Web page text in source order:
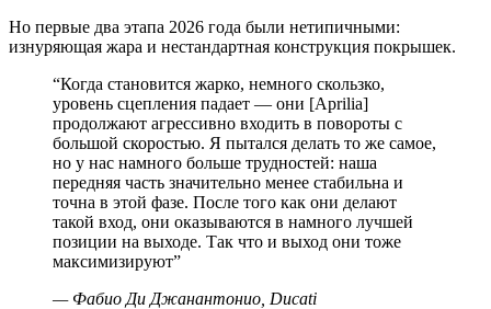
Но первые два этапа 2026 года были нетипичными:
изнуряющая жара и нестандартная конструкция покрышек.
“Когда становится жарко, немного скользко,
уровень сцепления падает — они [Aprilia]
продолжают агрессивно входить в повороты с
большой скоростью. Я пытался делать то же самое,
но у нас намного больше трудностей: наша
передняя часть значительно менее стабильна и
точна в этой фазе. После того как они делают
такой вход, они оказываются в намного лучшей
позиции на выходе. Так что и выход они тоже
максимизируют”
— Фабио Ди Джанантонио, Ducati